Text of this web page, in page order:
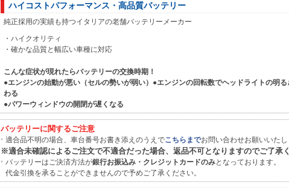
ハイコストパフォーマンス・高品質バッテリー
純正採用の実績も持つイタリアの老舗バッテリーメーカー
・ハイクオリティ
・確かな品質と幅広い車種に対応
こんな症状が現れたらバッテリーの交換時期！
●エンジンの始動が悪い（セルの勢いが弱い）●エンジンの回転数でヘッドライトの明る
わる
●パワーウィンドウの開閉が遅くなる
バッテリーに関するご注意
適合品不明の場合、車台番号お書き添えのうえでこちらまでお問い合わせお願いいた
※適合未確認によるご注文で不適合だった場合、返品不可となりますのでご了承く
バッテリーはご決済方法が銀行お振込み・クレジットカードのみとなっております。
代金引換を承ることができませんので予めご了承ください。